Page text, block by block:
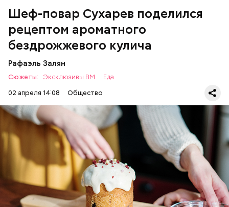
Шеф-повар Сухарев поделился
рецептом ароматного
бездрожжевого кулича
Рафаэль Залян
Сюжеты: Эксклюзивы ВМ
Еда
02 апреля 14:08
Общество
Первый необычный рецепт кулича несколько
отличается от классической рецептуры, так как
содержит нестандартную начинку:
ПРАЗДНИКИ РЕЦЕПТЫ ПАСХА